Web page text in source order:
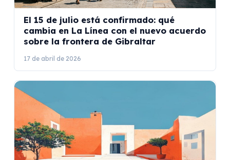
El 15 de julio está confirmado: qué
cambia en La Línea con el nuevo acuerdo
sobre la frontera de Gibraltar
17 de abril de 2026